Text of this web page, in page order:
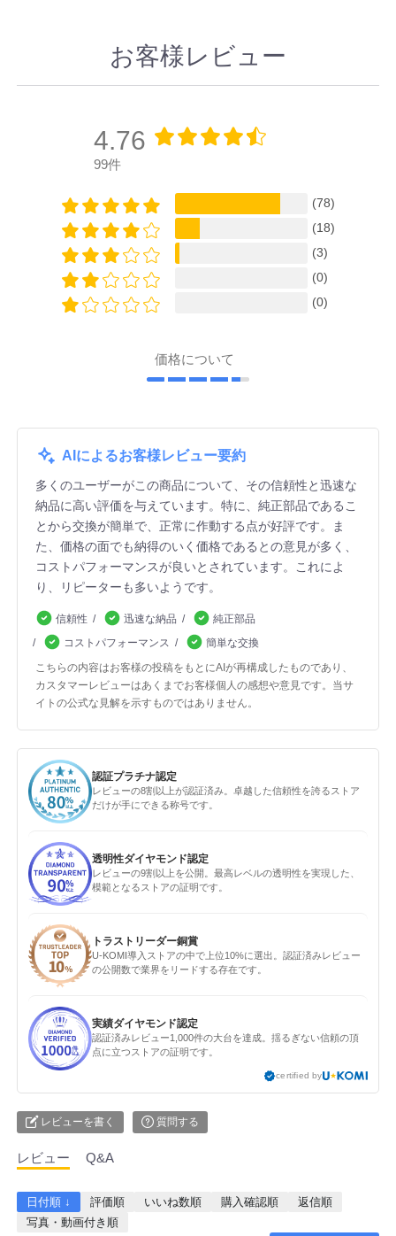
お客様レビュー
4.76
99件
(78)
(18)
(3)
(0)
(0)
価格について
AIによるお客様レビュー要約
多くのユーザーがこの商品について、その信頼性と迅速な
納品に高い評価を与えています。特に、純正部品であるこ
とから交換が簡単で、正常に作動する点が好評です。ま
た、価格の面でも納得のいく価格であるとの意見が多く、
コストパフォーマンスが良いとされています。これによ
り、リピーターも多いようです。
信頼性 迅速な納品
純正部品
コストパフォーマンス
簡単な交換
こちらの内容はお客様の投稿をもとにAIが再構成したものであり、
カスタマーレビューはあくまでお客様個人の感想や意見です。当サ
イトの公式な見解を示すものではありません。
認証プラチナ認定
レビューの8割以上が認証済み。卓越した信頼性を誇るストア
だけが手にできる称号です。
透明性ダイヤモンド認定
レビューの9割以上を公開。最高レベルの透明性を実現した、
模範となるストアの証明です。
トラストリーダー銅賞
U-KOMI導入ストアの中で上位10%に選出。認証済みレビュー
の公開数で業界をリードする存在です。
実績ダイヤモンド認定
認証済みレビュー1,000件の大台を達成。揺るぎない信頼の頂
点に立つストアの証明です。
certified by
レビューを書く 質問する
レビュー Q&A
日付順 ↓ 評価順 いいね数順 購入確認順
返信順
写真・動画付き順